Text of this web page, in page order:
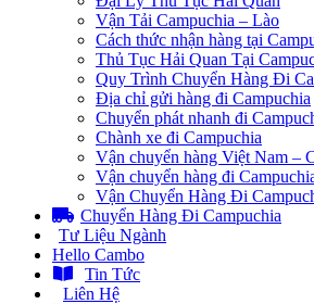
Vận Tải Campuchia – Lào
Cách thức nhận hàng tại
Thủ Tục Hải Quan Tại
Quy Trình Chuyển Hàng Đi
Địa chỉ gửi hàng đi Campuchia
Chuyển phát nhanh đi
Chành xe đi Campuchia
Vận chuyển hàng Việt Nam –
Vận chuyển hàng đi
Vận Chuyển Hàng Đi
Chuyển Hàng Đi Campuchia
Tư Liệu Ngành
Hello Cambo
Tin Tức
Liên Hệ